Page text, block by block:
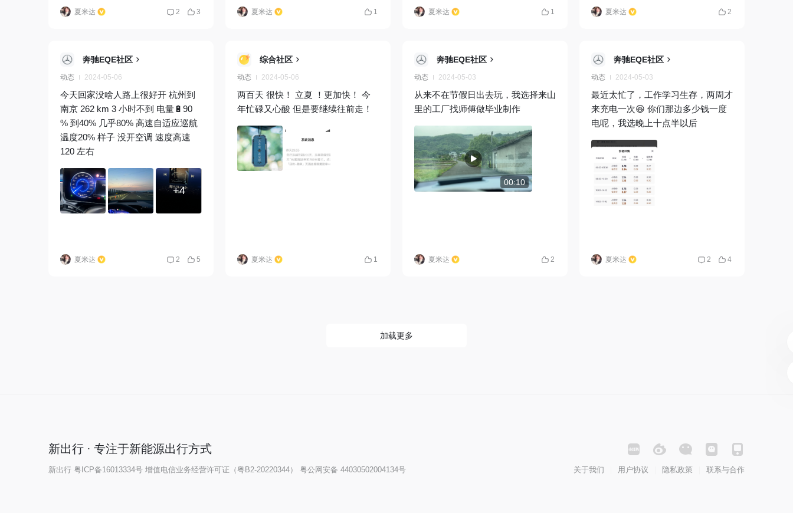
夏米达 2 3 夏米达 1 夏米达 1 夏米达 2
奔驰EQE社区
动态 2024-05-06
今天回家没啥人路上很好开 杭州到
南京 262 km 3 小时不到 电量🔋90
% 到40% 几乎80% 高速自适应巡航
温度20% 样子 没开空调 速度高速
120 左右
+4
夏米达 2 5
综合社区
动态 2024-05-06
两百天 很快！ 立夏 ！更加快！ 今
年忙碌又心酸 但是要继续往前走！
夏米达 1
奔驰EQE社区
动态 2024-05-03
从来不在节假日出去玩，我选择来山
里的工厂找师傅做毕业制作
00:10
夏米达 2
奔驰EQE社区
动态 2024-05-03
最近太忙了，工作学习生存，两周才
来充电一次😆 你们那边多少钱一度
电呢，我选晚上十点半以后
夏米达 2 4
加载更多
新出行 · 专注于新能源出行方式
新出行 粤ICP备16013334号 增值电信业务经营许可证（粤B2-20220344） 粤公网安备 44030502004134号 关于我们 用户协议 隐私政策 联系与合作